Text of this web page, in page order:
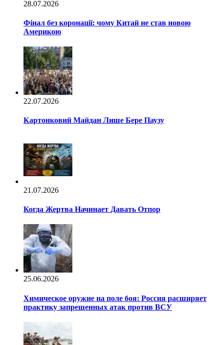
28.07.2026
Фінал без коронації: чому Китай не став новою
Америкою
22.07.2026
Картонковий Майдан Лише Бере Паузу
21.07.2026
Когда Жертва Начинает Давать Отпор
25.06.2026
Химическое оружие на поле боя: Россия расширяет
практику запрещенных атак против ВСУ